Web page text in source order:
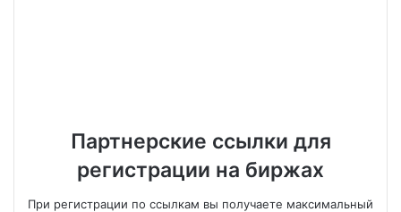
Партнерские ссылки для
регистрации на биржах
При регистрации по ссылкам вы получаете максимальный